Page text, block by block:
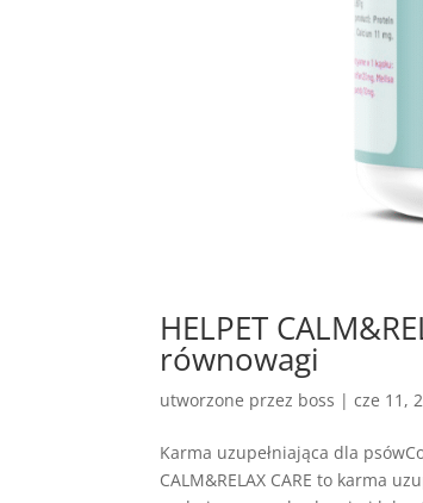
HELPET
równowagi
utworzone przez boss |cze 11,
Karma uzupełniająca dla
CALM&RELAX CARE to karma